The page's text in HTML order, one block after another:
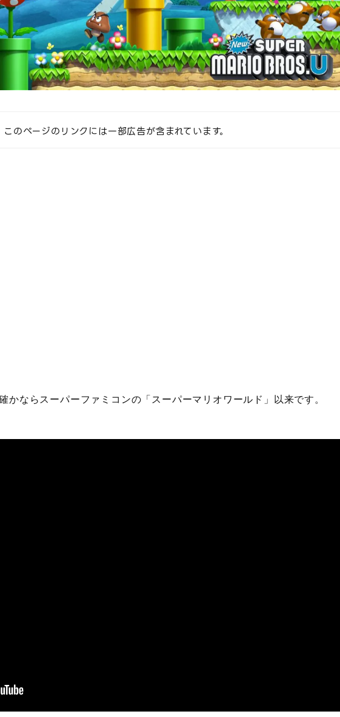
このページのリンクには一部広告が含まれています。
かならスーパーファミコンの「スーパーマリオワールド」以来です。